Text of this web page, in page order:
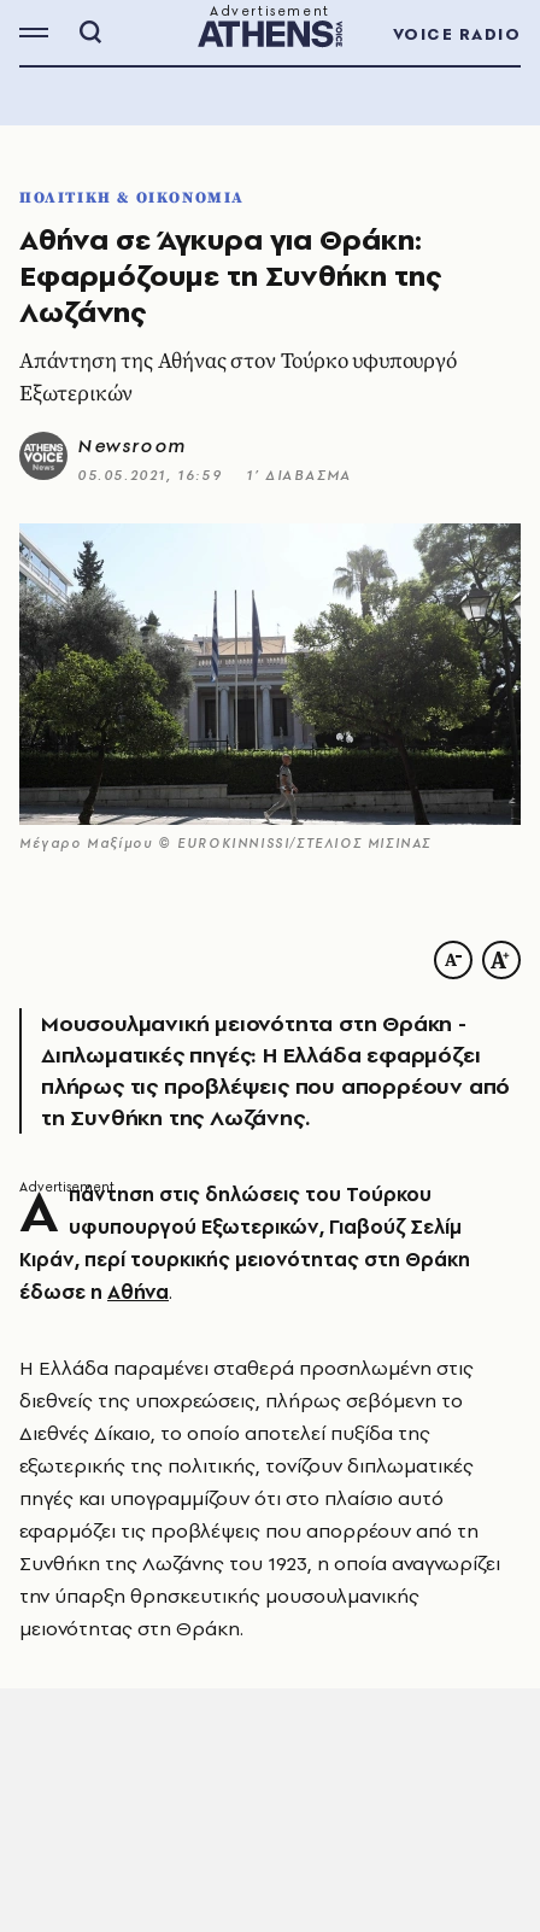
VOICE RADIO
ΠΟΛΙΤΙΚΗ & ΟΙΚΟΝΟΜΙΑ
Αθήνα σε Άγκυρα για Θράκη:
Εφαρμόζουμε τη Συνθήκη της
Λωζάνης
Απάντηση της Αθήνας στον Τούρκο υφυπουργό
Εξωτερικών
Newsroom
05.05.2021, 16:59 1’ ΔΙΑΒΑΣΜΑ
Μέγαρο Μαξίμου © EUROKINNISSI/ΣΤΕΛΙΟΣ ΜΙΣΙΝΑΣ
Μουσουλμανική μειονότητα στη Θράκη -
Διπλωματικές πηγές: Η Ελλάδα εφαρμόζει
πλήρως τις προβλέψεις που απορρέουν από
τη Συνθήκη της Λωζάνης.
Α πάντηση στις δηλώσεις του Τούρκου
υφυπουργού Εξωτερικών, Γιαβούζ Σελίμ
Κιράν, περί τουρκικής μειονότητας στη Θράκη
έδωσε η Αθήνα.
Η Ελλάδα παραμένει σταθερά προσηλωμένη στις
διεθνείς της υποχρεώσεις, πλήρως σεβόμενη το
Διεθνές Δίκαιο, το οποίο αποτελεί πυξίδα της
εξωτερικής της πολιτικής, τονίζουν διπλωματικές
πηγές και υπογραμμίζουν ότι στο πλαίσιο αυτό
εφαρμόζει τις προβλέψεις που απορρέουν από τη
Συνθήκη της Λωζάνης του 1923, η οποία αναγνωρίζει
την ύπαρξη θρησκευτικής μουσουλμανικής
μειονότητας στη Θράκη.